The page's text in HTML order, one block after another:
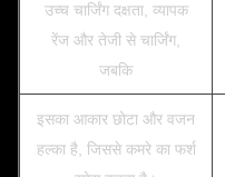
उच्च चार्जिंग दक्षता, व्यापक
रेंज और तेजी से चार्जिंग,
जबकि
इसका आकार छोटा और वजन
हल्का है, जिससे कमरे का फर्श